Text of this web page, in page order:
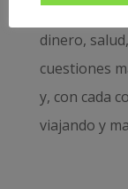
sueño.
dinero,
cuestiones
y, con cada
viajando y